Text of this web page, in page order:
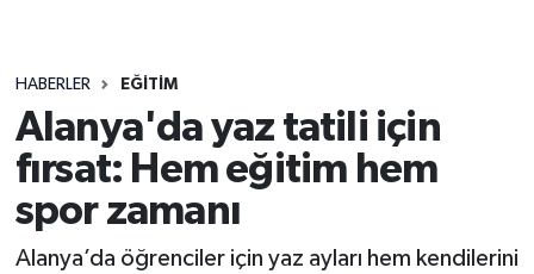
HABERLER EĞITIM
Alanya'da yaz tatili için
fırsat: Hem eğitim hem
spor zamanı
Alanya’da öğrenciler için yaz ayları hem kendilerini
Siyaset
Spor
Ekonomi
Süper Lig Puan Durumu ve Fikstür
Tüm Manşetler
Son Dakika Haberleri
Haber Arşivi